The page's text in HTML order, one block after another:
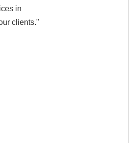
in
clients."